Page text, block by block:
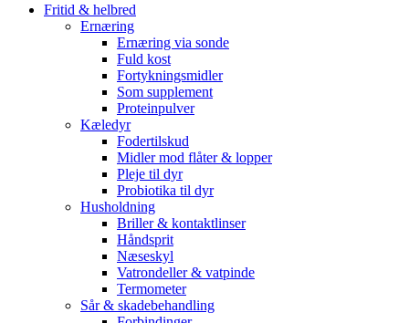
Fritid & helbred
Ernæring
Ernæring via sonde
Fuld kost
Fortykningsmidler
Som supplement
Proteinpulver
Kæledyr
Fodertilskud
Midler mod flåter & lopper
Pleje til dyr
Probiotika til dyr
Husholdning
Briller & kontaktlinser
Håndsprit
Næseskyl
Vatrondeller & vatpinde
Termometer
Sår & skadebehandling